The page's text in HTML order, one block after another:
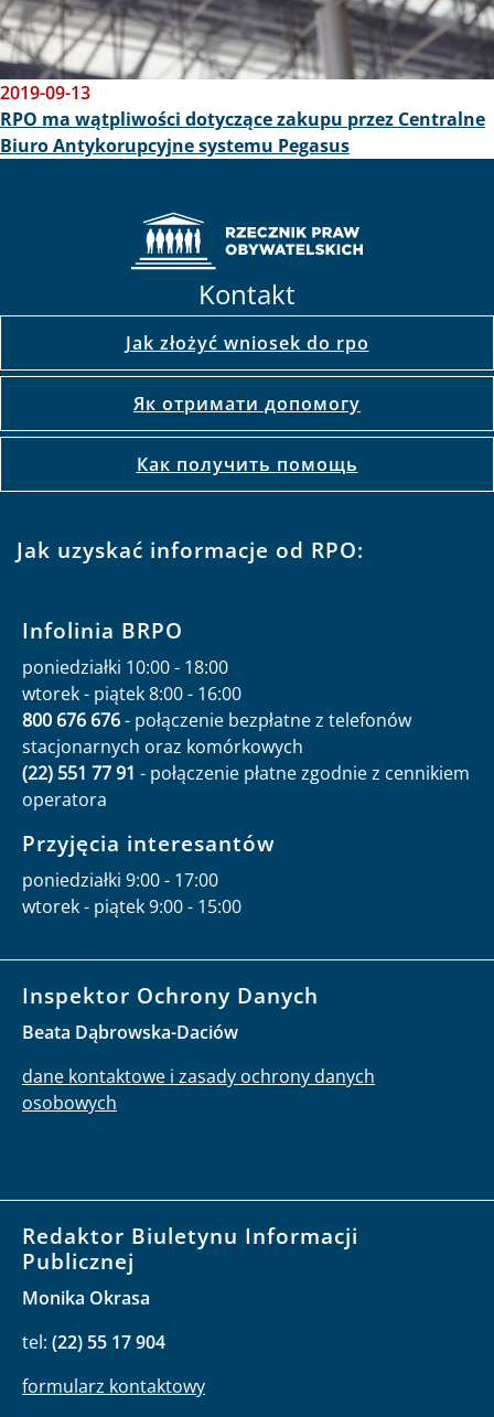
2019-09-13
RPO ma wątpliwości dotyczące zakupu przez Centralne
Biuro Antykorupcyjne systemu Pegasus
Kontakt
Jak złożyć wniosek do rpo
Як отримати допомогу
Как получить помощь
Jak uzyskać informacje od RPO:
Infolinia BRPO
poniedziałki 10:00 - 18:00
wtorek - piątek 8:00 - 16:00
800 676 676- połączenie bezpłatne z telefonów
stacjonarnych oraz komórkowych
(22) 551 77 91 - połączenie płatne zgodnie z cennikiem
operatora
Przyjęcia interesantów
poniedziałki 9:00 - 17:00
wtorek - piątek 9:00 - 15:00
Inspektor Ochrony Danych
Beata Dąbrowska-Daciów
dane kontaktowe i zasady ochrony danych
osobowych
Redaktor Biuletynu Informacji
Publicznej
Monika Okrasa
tel: (22) 55 17 904
formularz kontaktowy